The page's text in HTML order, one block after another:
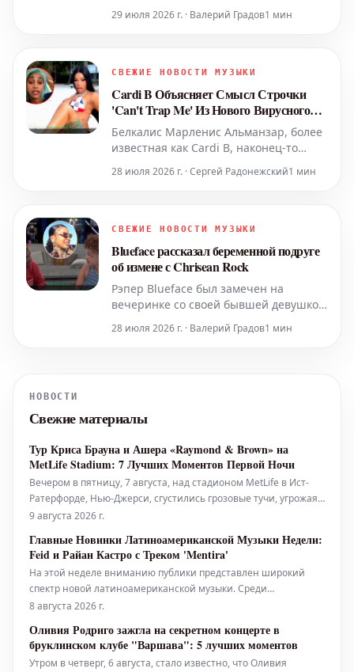
рэпера Тупака Шакура, официально
начнется в августе.
29 июля 2026 г. · Валерий Градов1 мин
СВЕЖИЕ НОВОСТИ МУЗЫКИ
Cardi B Объясняет Смысл Строчки
'Can't Trap Me' Из Нового Вирусного
Тизера Песни
Белкалис Марленис Альманзар, более
известная как Cardi B, наконец-то
прояснила значение своей
нашумевшей строчки «Can't Trap Me».
после публикации короткого анонса ее
многочисленные вопросы среди
поклонни
28 июля 2026 г. · Сергей Радонежский1 мин
СВЕЖИЕ НОВОСТИ МУЗЫКИ
Blueface рассказал беременной подруге
об измене с Chrisean Rock
Рэпер Blueface был замечен на
вечеринке со своей бывшей девушкой
Chrisean Rock, и эта встреча
транслировалась в прямом эфире.
28 июля 2026 г. · Валерий Градов1 мин
НОВОСТИ
Свежие материалы
Тур Криса Брауна и Ашера «Raymond & Brown» на
MetLife Stadium: 7 Лучших Моментов Первой Ночи
Вечером в пятницу, 7 августа, над стадионом MetLife в Ист-
Ратерфорде, Нью-Джерси, сгустились грозовые тучи, угрожая
сорвать выступление Криса Брауна и Ашера в рамках их тура
Чемпионат мира по футболу 2026, было залито проливным
дождем, с
9 августа 2026 г.
Главные Новинки Латиноамериканской Музыки Недели:
Feid и Райан Кастро с Треком 'Mentira'
На этой неделе вниманию публики представлен широкий
спектр новой латиноамериканской музыки. Среди
рекомендованных редакторами Billboard Latin и Billboard
'Yo Era Poesía' от Алехандро Санса и Эдена Муньоса, 'Verano
En La Ciudad' о
8 августа 2026 г.
Оливия Родриго зажгла на секретном концерте в
бруклинском клубе "Варшава": 5 лучших моментов
Утром в четверг, 6 августа, стало известно, что Оливия